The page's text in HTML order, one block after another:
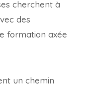
cherchent à
des
formation axée
un chemin